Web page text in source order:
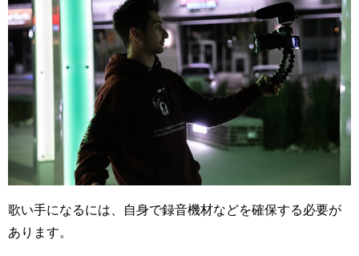
歌い手になるには、自身で録音機材などを確保する必要が
あります。